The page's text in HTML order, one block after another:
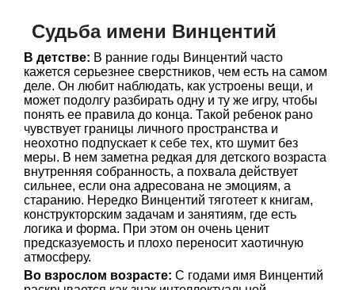
Судьба имени Винцентий
В детстве: В ранние годы Винцентий часто
кажется серьезнее сверстников, чем есть на самом
деле. Он любит наблюдать, как устроены вещи, и
может подолгу разбирать одну и ту же игру, чтобы
понять ее правила до конца. Такой ребенок рано
чувствует границы личного пространства и
неохотно подпускает к себе тех, кто шумит без
меры. В нем заметна редкая для детского возраста
внутренняя собранность, а похвала действует
сильнее, если она адресована не эмоциям, а
старанию. Нередко Винцентий тяготеет к книгам,
конструкторским задачам и занятиям, где есть
логика и форма. При этом он очень ценит
предсказуемость и плохо переносит хаотичную
атмосферу.
Во взрослом возрасте: С годами имя Винцентий